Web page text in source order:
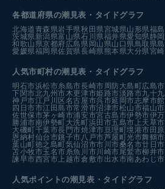
各都道府県の潮見表 ・タイドグラフ
北海道青森県岩手県秋田県宮城県山形県福
茨城県新潟県富山県石川県福井県愛知県静
和歌山県京都府広島県 岡山県山口県鳥取県
愛媛県福岡県佐賀県長崎県熊本県大分県宮
人気市町村の潮見表・タイドグラフ
明石市浜松市糸島市長崎市周防大島町広島市
下関市北九州市木更津市姫路市淡路市九十
神戸市江戸川区 名古屋市呉市延岡市志摩市
四日市市江田島市常滑市沼津市松山市福山市
佐世保市茅ヶ崎市浦安市宮古島市伊勢市伊
勝浦市南伊勢町大洗町浜田市五島市 上天草市
大磯町千葉市長門市焼津市亘理町境港市 田
恩納村仙台市銚子市八戸市芦屋町光市舞鶴市
葉山町徳之島町気仙沼市市川市桑名市廿日
苫小牧市玉名市糸魚川市川崎市尾鷲市柳井市
諫早市西宮市 上越市倉敷市出水市南あわじ市
人気ポイントの潮見表・タイドグラフ